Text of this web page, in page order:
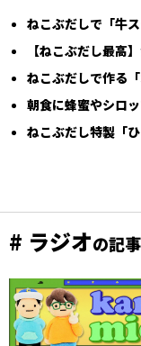
ねこぶだしで「牛
【ねこぶだし最高
ねこぶだしで作る
朝食に蜂蜜やシロ
ねこぶだし特製「
# ラジオの記事